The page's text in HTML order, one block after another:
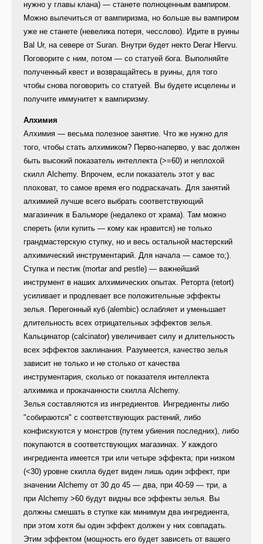
нужно у главы клана) — станете полноценным вампиром.
Можно вылечиться от вампиризма, но больше вы вампиром
уже не станете (невелика потеря, чесслово). Идите в руины
Bal Ur, на севере от Suran. Внутри будет некто Derar Hlervu.
Поговорите с ним, потом — со статуей бога. Выполняйте
полученный квест и возвращайтесь в руины, для того
чтобы снова поговорить со статуей. Вы будете исцелены и
получите иммунитет к вампиризму.
Алхимия
Алхимия — весьма полезное занятие. Что же нужно для
того, чтобы стать алхимиком? Перво-наперво, у вас должен
быть высокий показатель интеллекта (>=60) и неплохой
cкилл Alchemy. Впрочем, если показатель этот у вас
плоховат, то самое время его подраскачать. Для занятий
алхимией лучше всего выбрать соответствующий
магазинчик в Бальморе (недалеко от храма). Там можно
спереть (или купить — кому как нравится) не только
грандмастерскую ступку, но и весь остальной мастерский
алхимический инструментарий. Для начала — самое то;).
Cтупка и пестик (mortar and pestle) — важнейший
инструмент в наших алхимических опытах. Реторта (retort)
усиливает и продлевает все положительные эффекты
зелья. Перегонный куб (alembic) ослабляет и уменьшает
длительность всех отрицательных эффектов зелья.
Кальцинатор (calcinator) увеличивает силу и длительность
всех эффектов заклинания. Разумеется, качество зелья
зависит не только и не столько от качества
инструментария, сколько от показателя интеллекта
алхимика и прокачанности скилла Alchemy.
Зелья составляются из ингредиентов. Ингредиенты либо
"собираются" с соответствующих растений, либо
конфискуются у монстров (путем убиения последних), либо
покупаются в соответствующих магазинах. У каждого
ингредиента имеется три или четыре эффекта; при низком
(<30) уровне скилла будет виден лишь один эффект, при
значении Alchemy от 30 до 45 — два, при 40-59 — три, а
при Alchemy >60 будут видны все эффекты зелья. Вы
должны смешать в ступке как минимум два ингредиента,
при этом хотя бы один эффект должен у них совпадать.
Этим эффектом (мощность его будет зависеть от вашего